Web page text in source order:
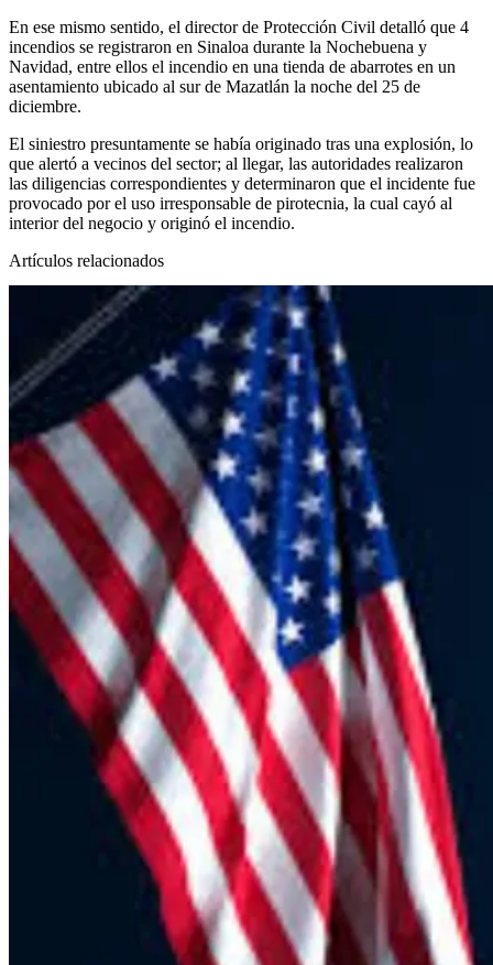
En ese mismo sentido, el director de Protección Civil detalló que 4
incendios se registraron en Sinaloa durante la Nochebuena y
Navidad, entre ellos el incendio en una tienda de abarrotes en un
asentamiento ubicado al sur de Mazatlán la noche del 25 de
diciembre.
El siniestro presuntamente se había originado tras una explosión, lo
que alertó a vecinos del sector; al llegar, las autoridades realizaron
las diligencias correspondientes y determinaron que el incidente fue
provocado por el uso irresponsable de pirotecnia, la cual cayó al
interior del negocio y originó el incendio.
Artículos relacionados